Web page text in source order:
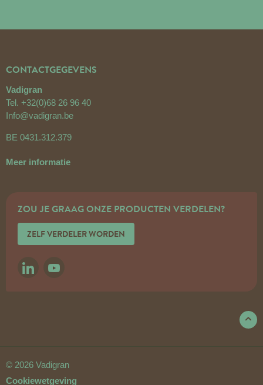
CONTACTGEGEVENS
Vadigran
Tel. +32(0)68 26 96 40
Info@vadigran.be
BE 0431.312.379
Meer informatie
ZOU JE GRAAG ONZE PRODUCTEN VERDELEN?
ZELF VERDELER WORDEN
LINKEDINYOUTUBE
© 2026 Vadigran
Cookiewetgeving